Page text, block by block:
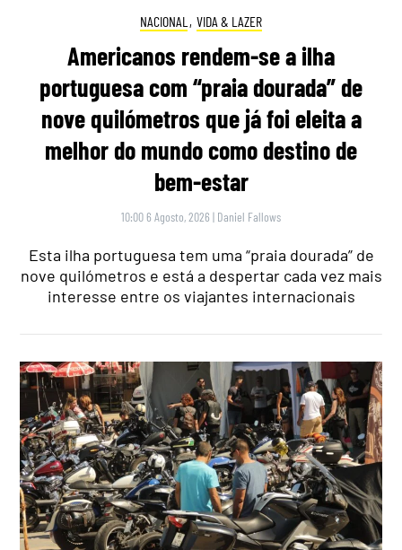
NACIONAL , VIDA & LAZER
Americanos rendem-se a ilha
portuguesa com “praia dourada” de
nove quilómetros que já foi eleita a
melhor do mundo como destino de
bem-estar
10:00 6 Agosto, 2026 | Daniel Fallows
Esta ilha portuguesa tem uma “praia dourada” de
nove quilómetros e está a despertar cada vez mais
interesse entre os viajantes internacionais